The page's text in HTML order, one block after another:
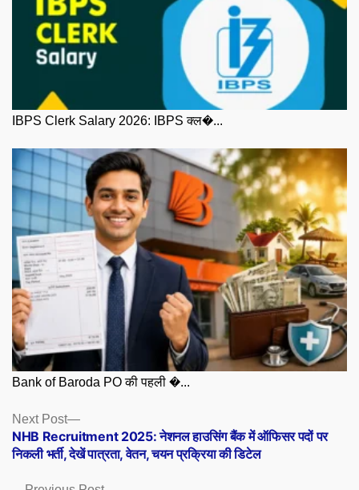
IBPS Clerk Salary 2026: IBPS क्ल�...
Bank of Baroda PO की पहली �...
Posts
navigation
Next Post
Next
post:
NHB Recruitment 2025: नेशनल हाउसिंग बैंक में ऑफिसर पदों पर
निकली भर्ती, देखें पात्रता, वेतन, चयन प्रक्रिया की डिटेल